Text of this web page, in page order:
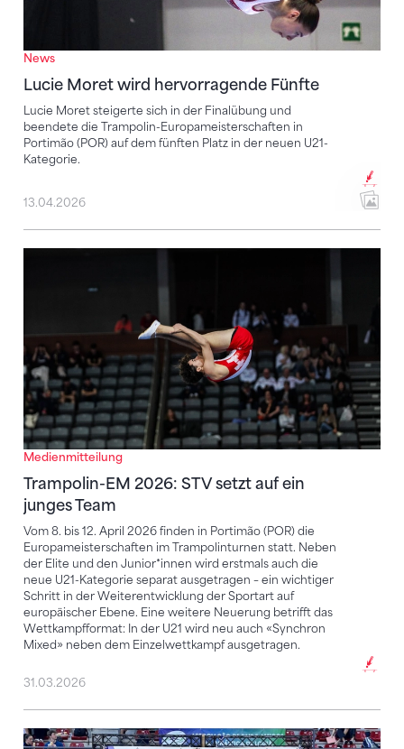
News
Lucie Moret wird hervorragende Fünfte
Lucie Moret steigerte sich in der Finalübung und
beendete die Trampolin-Europameisterschaften in
Portimão (POR) auf dem fünften Platz in der neuen U21-
Kategorie.
13.04.2026
Medienmitteilung
Trampolin-EM 2026: STV setzt auf ein
junges Team
Vom 8. bis 12. April 2026 finden in Portimão (POR) die
Europameisterschaften im Trampolinturnen statt. Neben
der Elite und den Junior*innen wird erstmals auch die
neue U21-Kategorie separat ausgetragen – ein wichtiger
Schritt in der Weiterentwicklung der Sportart auf
europäischer Ebene. Eine weitere Neuerung betrifft das
Wettkampfformat: In der U21 wird neu auch «Synchron
Mixed» neben dem Einzelwettkampf ausgetragen.
31.03.2026
Drei Medaillen am internationalen Trampolin-Turnier